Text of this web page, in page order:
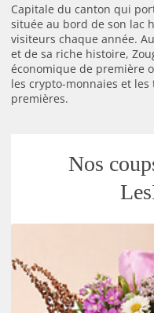
Capitale du canton qui
située au bord de son lac
visiteurs chaque année.
et de sa riche histoire,
économique de première
les crypto-monnaies et
premières.
Nos